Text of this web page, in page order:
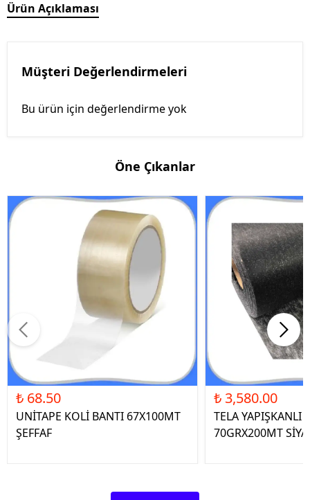
Ürün Açıklaması
Müşteri Değerlendirmeleri
Bu ürün için değerlendirme yok
Öne Çıkanlar
₺ 68.50
UNİTAPE KOLİ BANTI 67X100MT
ŞEFFAF
₺ 3,580.00
TELA YAPIŞKANLI
70GRX200MT